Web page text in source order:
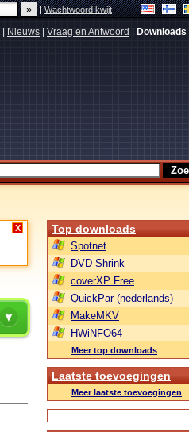
|Wachtwoord kwijt
Nieuws Vraag en Antwoord Downloads
X Top downloads
Spotnet
DVD Shrink
coverXP Free
QuickPar (nederlands)
MakeMKV
HWiNFO64
Meer top downloads
Laatste toevoegingen
Meer laatste toevoegingen